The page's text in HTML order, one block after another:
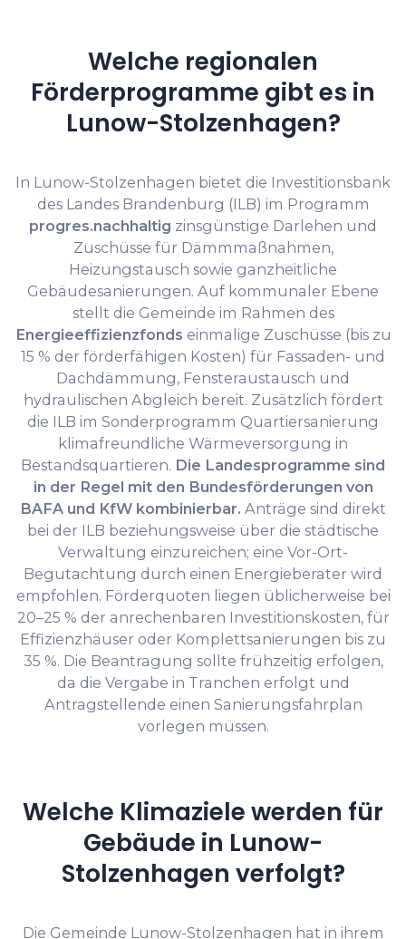
Welche regionalen
Förderprogramme gibt es in
Lunow-Stolzenhagen?
In Lunow-Stolzenhagen bietet die Investitionsbank
des Landes Brandenburg (ILB) im Programm
progres.nachhaltig zinsgünstige Darlehen und
Zuschüsse für Dämmmaßnahmen,
Heizungstausch sowie ganzheitliche
Gebäudesanierungen. Auf kommunaler Ebene
stellt die Gemeinde im Rahmen des
Energieeffizienzfonds einmalige Zuschüsse (bis zu
15 % der förderfähigen Kosten) für Fassaden- und
Dachdämmung, Fensteraustausch und
hydraulischen Abgleich bereit. Zusätzlich fördert
die ILB im Sonderprogramm Quartiersanierung
klimafreundliche Wärmeversorgung in
Bestandsquartieren. Die Landesprogramme sind
in der Regel mit den Bundesförderungen von
BAFA und KfW kombinierbar. Anträge sind direkt
bei der ILB beziehungsweise über die städtische
Verwaltung einzureichen; eine Vor-Ort-
Begutachtung durch einen Energieberater wird
empfohlen. Förderquoten liegen üblicherweise bei
20–25 % der anrechenbaren Investitionskosten, für
Effizienzhäuser oder Komplettsanierungen bis zu
35 %. Die Beantragung sollte frühzeitig erfolgen,
da die Vergabe in Tranchen erfolgt und
Antragstellende einen Sanierungsfahrplan
vorlegen müssen.
Welche Klimaziele werden für
Gebäude in Lunow-
Stolzenhagen verfolgt?
Die Gemeinde Lunow-Stolzenhagen hat in ihrem